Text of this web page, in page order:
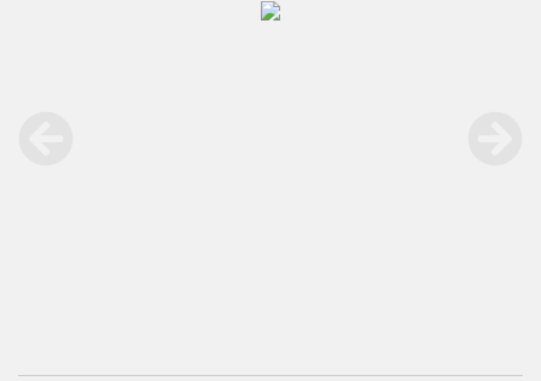
en trous noirs et profonds...En tous les métiers,Menuisiers,